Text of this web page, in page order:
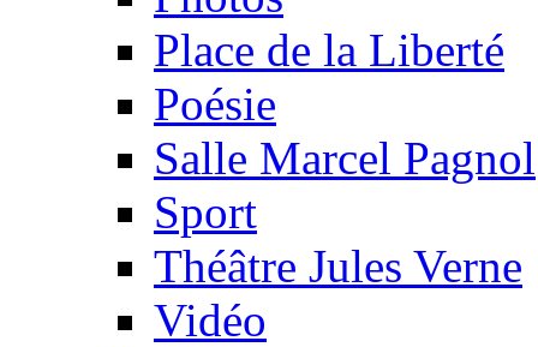
Place de la Liberté
Poésie
Salle Marcel Pagnol
Sport
Théâtre Jules Verne
Vidéo